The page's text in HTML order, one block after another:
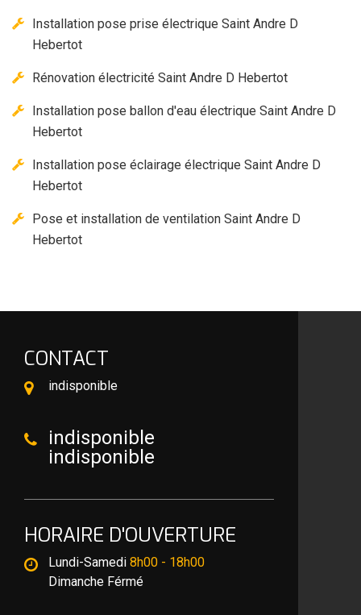
Installation pose prise électrique Saint Andre D
Hebertot
Rénovation électricité Saint Andre D Hebertot
Installation pose ballon d'eau électrique Saint Andre D
Hebertot
Installation pose éclairage électrique Saint Andre D
Hebertot
Pose et installation de ventilation Saint Andre D
Hebertot
CONTACT
indisponible
indisponible
indisponible
HORAIRE D'OUVERTURE
Lundi-Samedi 8h00 - 18h00
Dimanche Férmé